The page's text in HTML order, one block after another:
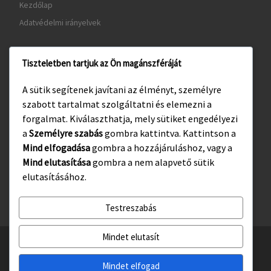
Kezdőlap
Adatvédelmi irányelvek
www.visitgyula.com
www.gyulakult.hu
Facebook Instagram
© 2026Gyulasport Nonprofit Kft.– All rights reserved
– Designed with theCustomizr téma haladó beállításai
Tiszteletben tartjuk az Ön magánszféráját
A sütik segítenek javítani az élményt, személyre
szabott tartalmat szolgáltatni és elemezni a
forgalmat. Kiválaszthatja, mely sütiket engedélyezi
a Személyre szabásgombra kattintva. Kattintson a
Mind elfogadásagombra a hozzájáruláshoz, vagy a
Mind elutasításagombra a nem alapvető sütik
elutasításához.
Testreszabás
Mindet elutasít
Mindet elfogad